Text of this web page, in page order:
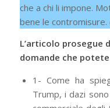
che a chi li impone.
bene le contromisure.
L’articolo prosegue
domande che
1- Come ha
Trump, i dazi